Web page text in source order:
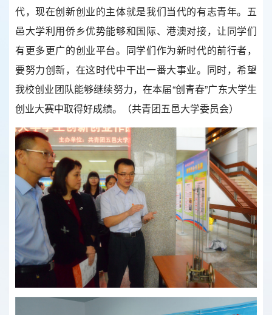
代，现在创新创业的主体就是我们当代的有志青年。五
邑大学利用侨乡优势能够和国际、港澳对接，让同学们
有更多更广的创业平台。同学们作为新时代的前行者，
要努力创新，在这时代中干出一番大事业。同时，希望
我校创业团队能够继续努力，在本届“创青春”广东大学生
创业大赛中取得好成绩。（共青团五邑大学委员会）